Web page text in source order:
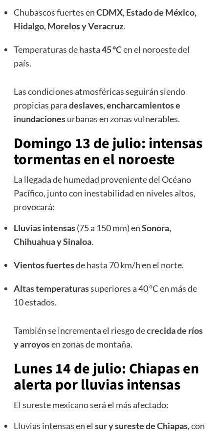
Chubascos fuertes enCDMX, Estado de México,
Hidalgo, Morelos y Veracruz.
Temperaturas de hasta45 °Cen el noroeste del
país.
Las condiciones atmosféricas seguirán siendo
propicias paradeslaves, encharcamientos e
inundacionesurbanas en zonas vulnerables.
Domingo 13 de julio: intensas
tormentas en el noroeste
La llegada de humedad proveniente del Océano
Pacífico, junto con inestabilidad en niveles altos,
provocará:
Lluvias intensas(75 a 150 mm) enSonora,
Chihuahua y Sinaloa.
Vientos fuertesde hasta 70 km/h en el norte.
Altas temperaturassuperiores a 40 °C en más de
10 estados.
También se incrementa el riesgo decrecida de ríos
y arroyosen zonas de montaña.
Lunes 14 de julio: Chiapas en
alerta por lluvias intensas
El sureste mexicano será el más afectado:
Lluvias intensas en el sur y sureste de Chiapas, con